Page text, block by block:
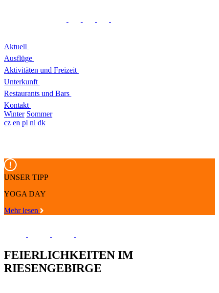
Aktuell
Ausflüge
Aktivitäten und Freizeit
Unterkunft
Restaurants und Bars
Kontakt
Winter Sommer
cz en pl nl dk
UNSER TIPP
YOGA DAY
Mehr lesen
FEIERLICHKEITEN IM
RIESENGEBIRGE